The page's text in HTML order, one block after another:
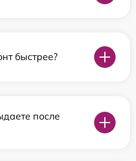
быстрее?
после